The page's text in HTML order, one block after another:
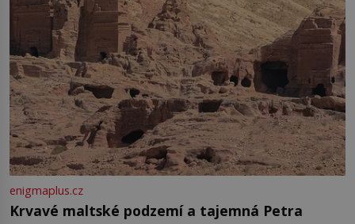
enigmaplus.cz
Krvavé maltské podzemí a tajemná Petra